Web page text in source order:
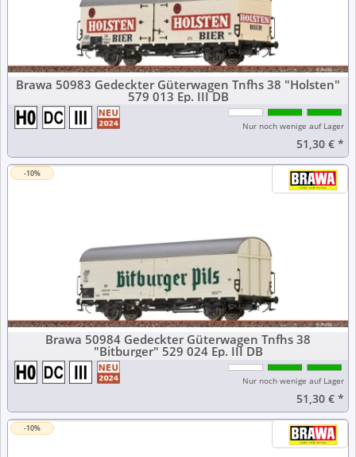
Brawa 50983 Gedeckter Güterwagen Tnfhs 38 "Holsten"
579 013 Ep. III DB
Nur noch wenige auf Lager
51,30 €*
-10%
Brawa 50984 Gedeckter Güterwagen Tnfhs 38
"Bitburger" 529 024 Ep. III DB
Nur noch wenige auf Lager
51,30 €*
-10%